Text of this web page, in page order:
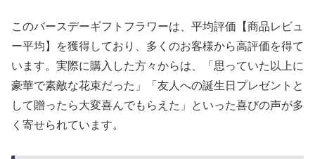
このバースデーギフトフラワーは、平均評価【商品レビュ
ー平均】を獲得しており、多くのお客様から高評価を得て
います。実際に購入した方々からは、「思っていた以上に
豪華で素敵な花束だった」「友人への誕生日プレゼントと
して贈ったら大変喜んでもらえた」といった喜びの声が多
く寄せられています。